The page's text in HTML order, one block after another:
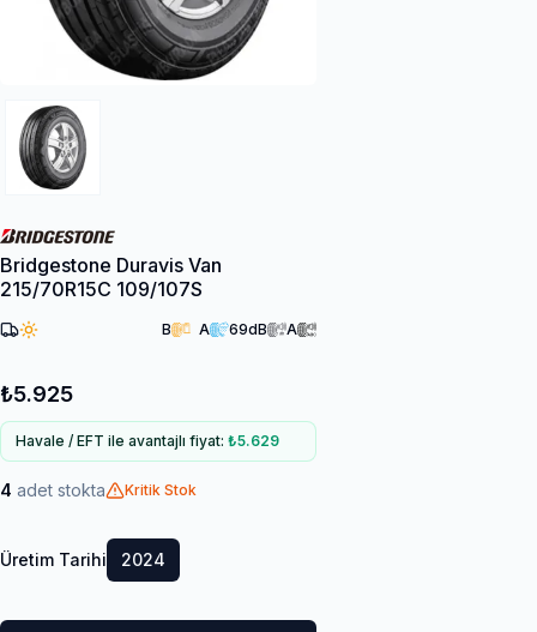
Bridgestone Duravis Van
215/70R15C 109/107S
B A 69dB A
₺5.925
Havale / EFT ile avantajlı fiyat: ₺5.629
4 adet stokta Kritik Stok
Üretim Tarihi 2024